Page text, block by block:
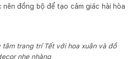
nên đồng bộ để tạo cảm giác hài hòa
trang trí Tết với hoa xuân và đồ
nhẹ nhàng